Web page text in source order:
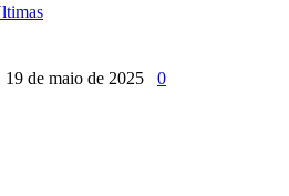
19 de maio de 2025 0